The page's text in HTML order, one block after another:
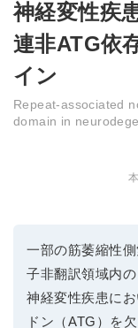
神経変性疾
連非ATG依
イン
Repeat-associated
domain in
一部の筋萎縮性
子非翻訳領域内
神経変性疾患に
ドン（ATG）を